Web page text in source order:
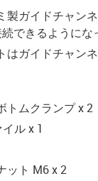
製ガイドチャン
できるようにな
はガイドチャン
トムクランプ x 2
ル x 1
ット M6 x 2